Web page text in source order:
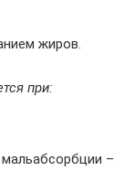
жиров.
при:
–